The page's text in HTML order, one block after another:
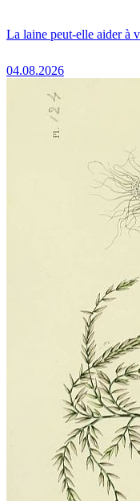
La laine peut-elle aider à
04.08.2026